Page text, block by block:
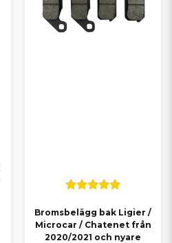
Bromsbelägg bak Ligier /
Microcar / Chatenet från
2020/2021 och nyare